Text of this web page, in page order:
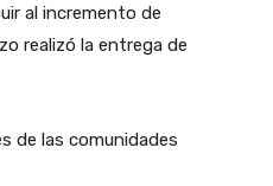
al incremento de
realizó la entrega de
de las comunidades